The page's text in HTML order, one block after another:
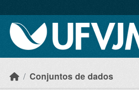
Conjuntos de dados